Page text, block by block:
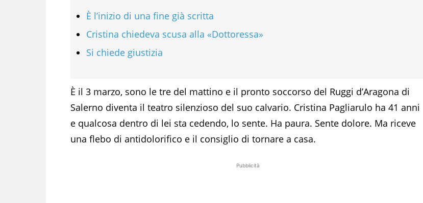
È l’inizio di una fine già scritta
Cristina chiedeva scusa alla «Dottoressa»
Si chiede giustizia
È il 3 marzo, sono le tre del mattino e il pronto soccorso del Ruggi d’Aragona di
Salerno diventa il teatro silenzioso del suo calvario. Cristina Pagliarulo ha 41 anni
e qualcosa dentro di lei sta cedendo, lo sente. Ha paura. Sente dolore. Ma riceve
una flebo di antidolorifico e il consiglio di tornare a casa.
Pubblicità